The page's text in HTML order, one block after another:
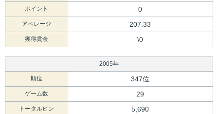
ポイント 0
アベレージ 207.33
獲得賞金 \0
2005年
順位 347位
ゲーム数 29
トータルピン 5,690